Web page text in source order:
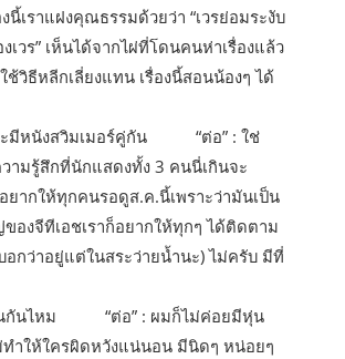
นี้เราแฝงคุณธรรมด้วยว่า “เวรย่อมระงับ
เวร” เห็นได้จากไผ่ที่โดนคนห่าเรื่องแล้ว
วิธีหลีกเลี่ยงแทน เรื่องนี้สอนน้องๆ ได้
ะมีหนังสวิมเมอร์คู่กัน “ต่อ” : ใช่
ามรู้สึกที่นักแสดงทั้ง 3 คนนี่เกินจะ
อยากให้ทุกคนรอดูส.ค.นี้เพราะว่ามันเป็น
องจีทีเอชเราก็อยากให้ทุกๆ ได้ติดตาม
อกว่าอยู่แต่ในสระว่ายน้ำนะ) ไม่ครับ มีที่
นกันไหม “ต่อ” : ผมก็ไม่ค่อยมีหุ่น
ทำให้ใครผิดหวังแน่นอน มีนิดๆ หน่อยๆ